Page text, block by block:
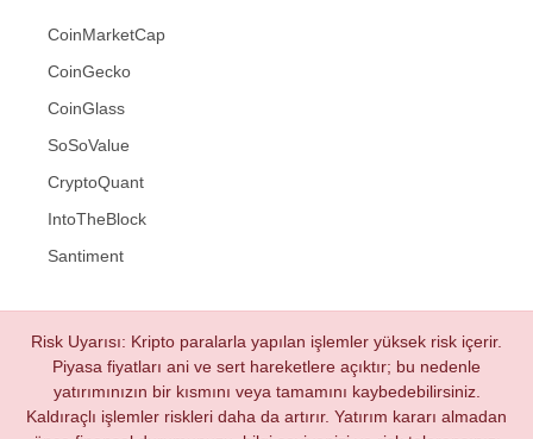
CoinMarketCap
CoinGecko
CoinGlass
SoSoValue
CryptoQuant
IntoTheBlock
Santiment
Risk Uyarısı: Kripto paralarla yapılan işlemler yüksek risk içerir.
Piyasa fiyatları ani ve sert hareketlere açıktır; bu nedenle
yatırımınızın bir kısmını veya tamamını kaybedebilirsiniz.
Kaldıraçlı işlemler riskleri daha da artırır. Yatırım kararı almadan